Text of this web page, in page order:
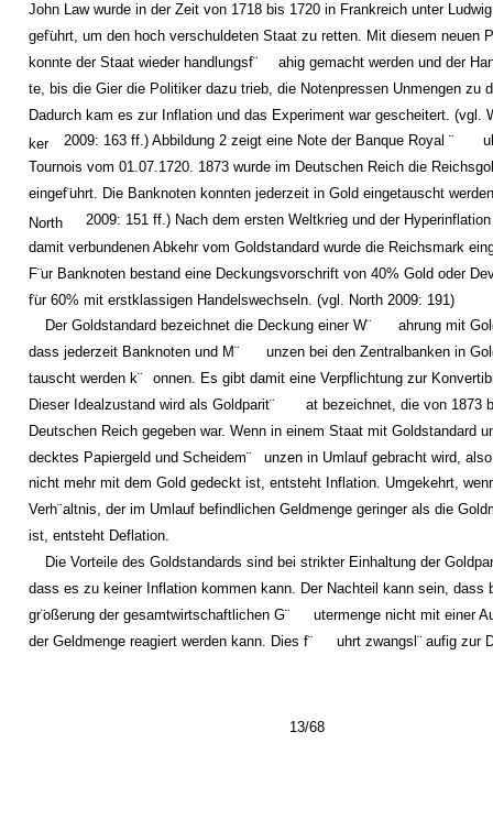
John Law wurde in der Zeit von 1718 bis 1720 in Frankreich unter
gef¨uhrt, um den hoch verschuldeten Staat zu retten. Mit diesem neuen
konnte der Staat wieder handlungsf¨
ahig gemacht werden und der
te, bis die Gier die Politiker dazu trieb, die Notenpressen Unmengen zu
Dadurch kam es zur Inflation und das Experiment war gescheitert. (vgl.
ker
2009: 163 ff.) Abbildung 2 zeigt eine Note der Banque Royal ¨
Tournois vom 01.07.1720. 1873 wurde im Deutschen Reich die
eingef¨uhrt. Die Banknoten konnten jederzeit in Gold eingetauscht
North
2009: 151 ff.) Nach dem ersten Weltkrieg und der
damit verbundenen Abkehr vom Goldstandard wurde die Reichsmark
F¨ur Banknoten bestand eine Deckungsvorschrift von 40% Gold oder
f¨ur 60% mit erstklassigen Handelswechseln. (vgl. North 2009: 191)
Der Goldstandard bezeichnet die Deckung einer W¨
ahrung mit
dass jederzeit Banknoten und M¨
unzen bei den Zentralbanken in
tauscht werden k¨
onnen. Es gibt damit eine Verpflichtung zur
Dieser Idealzustand wird als Goldparit¨
at bezeichnet, die von 1873
Deutschen Reich gegeben war. Wenn in einem Staat mit Goldstandard
decktes Papiergeld und Scheidem¨
unzen in Umlauf gebracht wird,
nicht mehr mit dem Gold gedeckt ist, entsteht Inflation. Umgekehrt,
Verh¨altnis, der im Umlauf befindlichen Geldmenge geringer als die
ist, entsteht Deflation.
Die Vorteile des Goldstandards sind bei strikter Einhaltung der
dass es zu keiner Inflation kommen kann. Der Nachteil kann sein, dass
gr¨oßerung der gesamtwirtschaftlichen G¨
utermenge nicht mit einer
der Geldmenge reagiert werden kann. Dies f¨
uhrt zwangsl¨ aufig zur
13/68